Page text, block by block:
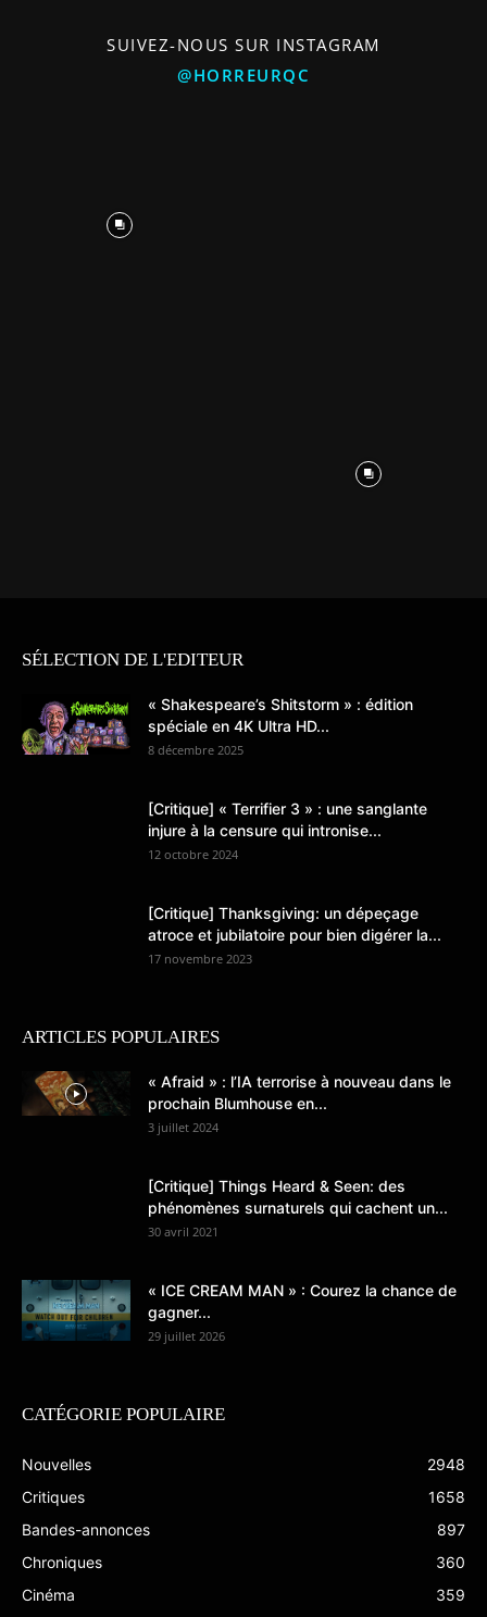
SUIVEZ-NOUS SUR INSTAGRAM
@HORREURQC
SÉLECTION DE L'EDITEUR
« Shakespeare’s Shitstorm » : édition
spéciale en 4K Ultra HD...
8 décembre 2025
[Critique] « Terrifier 3 » : une sanglante
injure à la censure qui intronise...
12 octobre 2024
[Critique] Thanksgiving: un dépeçage
atroce et jubilatoire pour bien digérer la...
17 novembre 2023
ARTICLES POPULAIRES
« Afraid » : l’IA terrorise à nouveau dans le
prochain Blumhouse en...
3 juillet 2024
[Critique] Things Heard & Seen: des
phénomènes surnaturels qui cachent un...
30 avril 2021
« ICE CREAM MAN » : Courez la chance de
gagner...
29 juillet 2026
CATÉGORIE POPULAIRE
Nouvelles
2948
Critiques
1658
Bandes-annonces
897
Chroniques
360
Cinéma
359